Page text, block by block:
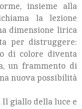
insieme alla
la lezione
dimensione lirica
per distruggere:
di colore diventa
un frammento di
nuova possibilità
giallo della luce e